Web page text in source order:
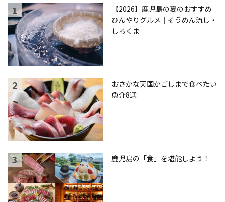
【2026】鹿児島の夏のおすすめ
ひんやりグルメ｜そうめん流し・
しろくま
おさかな天国かごしまで食べたい
魚介8選
鹿児島の「食」を堪能しよう！